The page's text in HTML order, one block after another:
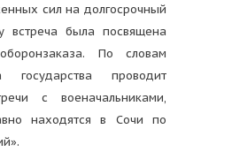
сил на долгосрочный
встреча была посвящена
По словам
государства проводит
с военачальниками,
находятся в Сочи по